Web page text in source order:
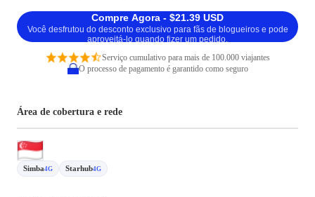
Compre Agora - $21.39 USD
Você desfrutou do desconto exclusivo para fãs de blogueiros e pode
aproveitá-lo quando fizer um pedido.
Serviço cumulativo para mais de 100.000 viajantes
O processo de pagamento é garantido como seguro
Área de cobertura e rede
Simba4G Starhub4G